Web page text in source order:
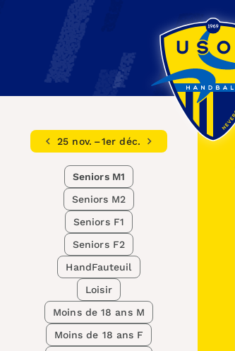
25 nov. – 1er déc.
Seniors M1
Seniors M2
Seniors F1
Seniors F2
HandFauteuil
Loisir
Moins de 18 ans M
Moins de 18 ans F